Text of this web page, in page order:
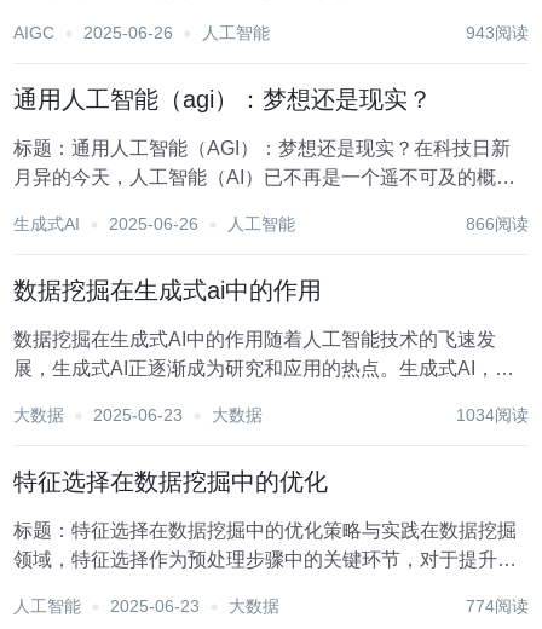
型，然而，高质量的标注数据往往稀缺且成本高昂。为了解
AIGC 2025-06-26 人工智能 943阅读
通用人工智能（agi）：梦想还是现实？
标题：通用人工智能（AGI）：梦想还是现实？在科技日新
月异的今天，人工智能（AI）已不再是一个遥不可及的概
家居到自动驾驶汽车，从医疗诊断到金融分析，AI的应用场
生成式AI 2025-06-26 人工智能 866阅读
数据挖掘在生成式ai中的作用
数据挖掘在生成式AI中的作用随着人工智能技术的飞速发
展，生成式AI正逐渐成为研究和应用的热点。生成式AI，顾
统。这些系统通过学习大量数据，掌握了数据的内在规律和
大数据 2025-06-23 大数据 1034阅读
特征选择在数据挖掘中的优化
标题：特征选择在数据挖掘中的优化策略与实践在数据挖掘
领域，特征选择作为预处理步骤中的关键环节，对于提升模
作用。面对海量数据，如何有效地筛选出对预测目标最具影
人工智能 2025-06-23 大数据 774阅读